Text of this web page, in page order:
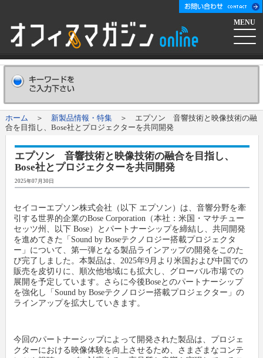
MENU
ホーム
会社概要Company
新聞購読申し込みSubscribe
オフマガニュース
メーカー発信ニュースリリース
新製品情報
文具ミニミニ歴史館
業界情報リンク集
メーカー
卸
各種団体
オフィスマガジン社について
会社概要
広告掲載について
ホーム ＞ 新製品情報・特集＞ エプソン 音響技術と映像技術の融
合を目指し、Bose社とプロジェクターを共同開発
エプソン 音響技術と映像技術の融合を目指し、
Bose社とプロジェクターを共同開発
2025年07月30日
セイコーエプソン株式会社（以下 エプソン）は、音響分野を牽
引する世界的企業のBose Corporation（本社：米国・マサチュー
セッツ州、以下 Bose）とパートナーシップを締結し、共同開発
を進めてきた「Sound by Boseテクノロジー搭載プロジェクタ
ー」について、第一弾となる製品ラインアップの開発をこのた
び完了しました。本製品は、2025年9月より米国および中国での
販売を皮切りに、順次他地域にも拡大し、グローバル市場での
展開を予定しています。さらに今後Boseとのパートナーシップ
を強化し「Sound by Boseテクノロジー搭載プロジェクター」の
ラインアップを拡大していきます。
今回のパートナーシップによって開発された製品は、プロジェ
クターにおける映像体験を向上させるため、さまざまなコンテ